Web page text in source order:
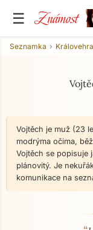
☰ Známost
Seznamka
Vojtěch je muž (23
modrýma očima,
Vojtěch se popisuje
plánovitý. Je
komunikace na